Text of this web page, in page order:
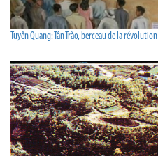
Tuyên Quang: Tân Trào, berceau de la révolution